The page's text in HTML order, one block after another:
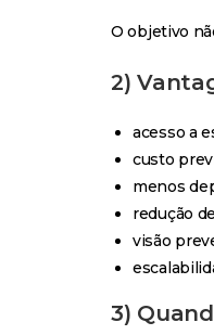
O objetivo
2)
acesso a
custo
menos
redução
visão
3)